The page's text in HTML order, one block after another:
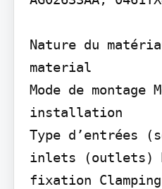
Nature du
material
Mode de montage
installation
Type d’entrées
inlets (outlets)
fixation Clamping